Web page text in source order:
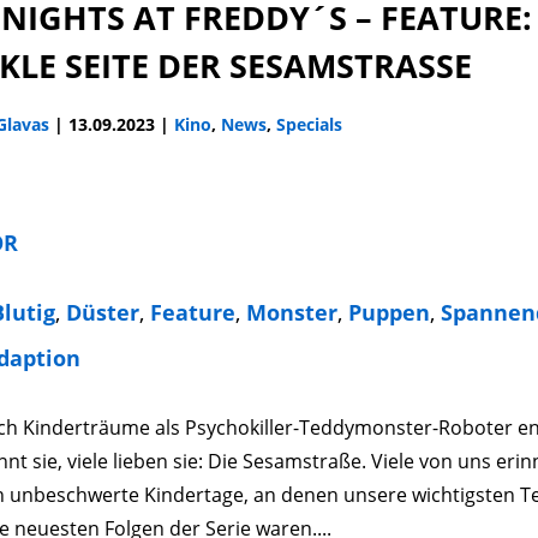
AT FREDDY´S –
SEITE DER SESAMSTRASSE
| 13.09.2023 | Kino, News, Specials
, Düster, Feature, Monster, Puppen,
Kinderträume als Psychokiller-Teddymonster-Roboter
sie, viele lieben sie: Die Sesamstraße. Viele von uns
unbeschwerte Kindertage, an denen unsere wichtigsten
neuesten Folgen der Serie waren....